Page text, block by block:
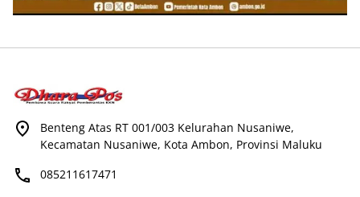
Benteng Atas RT 001/003 Kelurahan Nusaniwe,
Kecamatan Nusaniwe, Kota Ambon, Provinsi Maluku
085211617471